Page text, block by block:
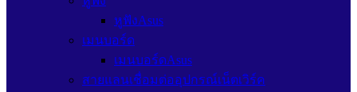
หูฟังAsus
เมนบอร์ด
เมนบอร์ดAsus
สายแลนเชื่อมต่ออุปกรณ์เน็ตเวิร์ค